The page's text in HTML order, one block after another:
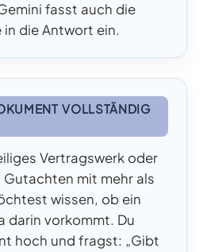
fasst auch die
in die Antwort ein.
VOLLSTÄNDIG
Vertragswerk oder
mit mehr als
wissen, ob ein
darin vorkommt. Du
hoch und fragst: „Gibt